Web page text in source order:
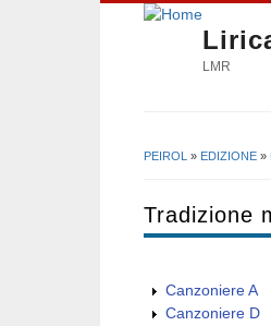
LMR
PEIROL » EDIZIONE »
Tradizione
Canzoniere A
Canzoniere D